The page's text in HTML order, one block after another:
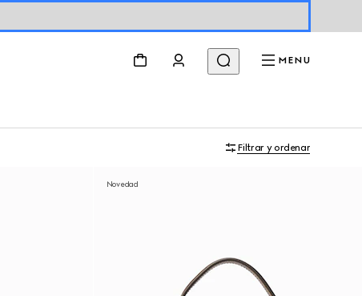
MENU
Filtrar y ordenar
Novedad